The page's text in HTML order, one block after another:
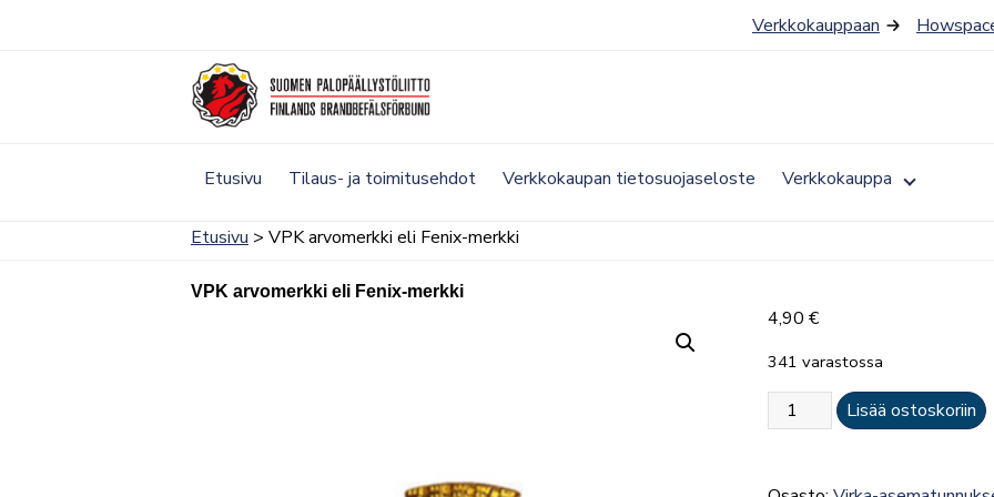
Verkkokauppaan
Etusivu Tilaus- ja toimitusehdot Verkkokaupan tietosuojaseloste Verkkokauppa Toggle
Etusivu > VPK arvomerkki eli Fenix-merkki
VPK arvomerkki eli Fenix-merkki
4,90 €
341 varastossa
VPK
arvomerkki
Fenix-
Lisää ostoskoriin